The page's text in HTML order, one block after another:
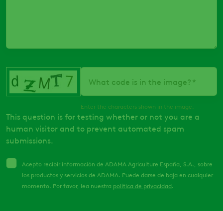
What code is in the image?
Enter the characters shown in the image.
This question is for testing whether or not you are a
human visitor and to prevent automated spam
submissions.
Acepto recibir información de ADAMA Agriculture España, S.A., sobre
los productos y servicios de ADAMA. Puede darse de baja en cualquier
momento. Por favor, lea nuestra política de privacidad.